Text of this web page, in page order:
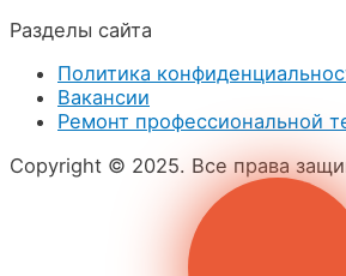
Разделы сайта
Политика
Вакансии
Ремонт профессиональной
Copyright © 2025. Все права